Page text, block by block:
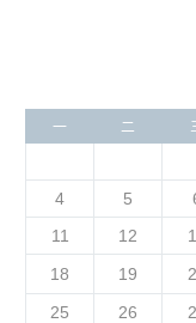
一 二
4
5
11
12
18
19
25
26